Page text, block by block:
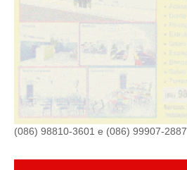
(086) 98810-3601 e (086) 99907-2887